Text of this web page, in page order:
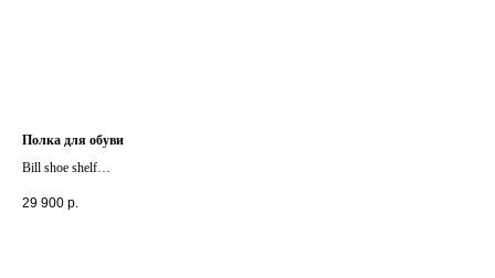
Полка для обуви
Bill shoe shelf
29 900 р.